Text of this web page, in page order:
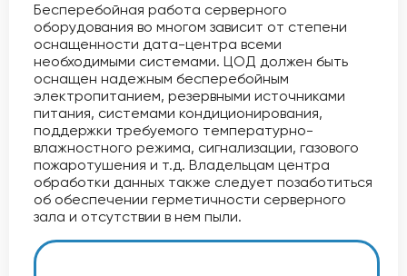
Бесперебойная работа серверного
оборудования во многом зависит от степени
оснащенности дата-центра всеми
необходимыми системами. ЦОД должен быть
оснащен надежным бесперебойным
электропитанием, резервными источниками
питания, системами кондиционирования,
поддержки требуемого температурно-
влажностного режима, сигнализации, газового
пожаротушения и т.д. Владельцам центра
обработки данных также следует позаботиться
об обеспечении герметичности серверного
зала и отсутствии в нем пыли.